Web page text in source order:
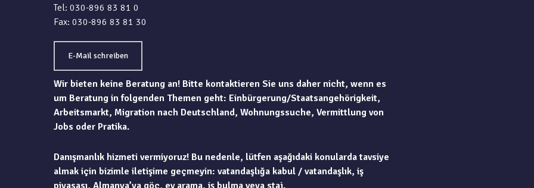
Tel: 030-896 83 81 0
Fax: 030-896 83 81 30
E-Mail schreiben
Wir bieten keine Beratung an! Bitte kontaktieren Sie uns daher nicht, wenn es
um Beratung in folgenden Themen geht: Einbürgerung/Staatsangehörigkeit,
Arbeitsmarkt, Migration nach Deutschland, Wohnungssuche, Vermittlung von
Jobs oder Pratika.
Danışmanlık hizmeti vermiyoruz! Bu nedenle, lütfen aşağıdaki konularda tavsiye
almak için bizimle iletişime geçmeyin: vatandaşlığa kabul / vatandaşlık, iş
piyasası, Almanya’ya göç, ev arama, iş bulma veya staj.